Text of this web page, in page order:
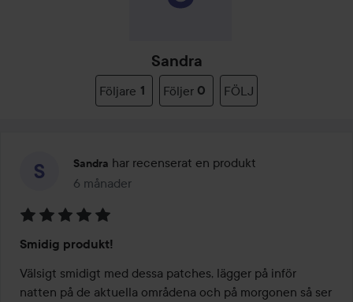
Sandra
Följare 1 Följer 0 FÖLJ
Sandra har recenserat en produkt
6 månader
Inlägget skapades 6 månader
5
av
5
Smidig produkt!
Välsigt smidigt med dessa patches, lägger på inför
natten på de aktuella områdena och på morgonen så ser